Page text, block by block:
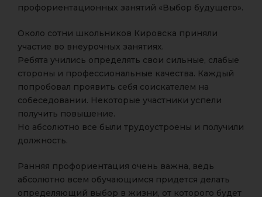
профориентационных занятий «Выбор будущего».
Около сотни школьников Кировска приняли
участие во внеурочных занятиях.
Ребята учились определять свои сильные, слабые
стороны и профессиональные качества. Каждый
попробовал проявить себя соискателем на
собеседовании. Некоторые участники успели
получить повышение.
Но абсолютно все были трудоустроены и получили
должность.
Ранняя профориентация очень важна, ведь
абсолютно всем обучающимся придется делать
определяющий выбор в жизни, от которого будет